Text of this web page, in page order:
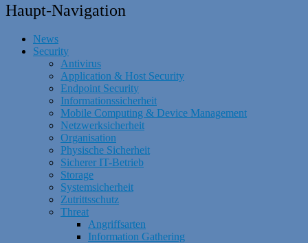
Haupt-Navigation
News
Security
Antivirus
Application & Host Security
Endpoint Security
Informationssicherheit
Mobile Computing & Device Management
Netzwerksicherheit
Organisation
Physische Sicherheit
Sicherer IT-Betrieb
Storage
Systemsicherheit
Zutrittsschutz
Threat
Angriffsarten
Information Gathering